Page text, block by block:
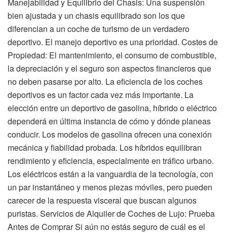
bien ajustada y un chasis equilibrado son los que
diferencian a un coche de turismo de un verdadero
deportivo. El manejo deportivo es una prioridad. Costes de
Propiedad: El mantenimiento, el consumo de combustible,
la depreciación y el seguro son aspectos financieros que
no deben pasarse por alto. La eficiencia de los coches
deportivos es un factor cada vez más importante. La
elección entre un deportivo de gasolina, híbrido o eléctrico
dependerá en última instancia de cómo y dónde planeas
conducir. Los modelos de gasolina ofrecen una conexión
mecánica y fiabilidad probada. Los híbridos equilibran
rendimiento y eficiencia, especialmente en tráfico urbano.
Los eléctricos están a la vanguardia de la tecnología, con
un par instantáneo y menos piezas móviles, pero pueden
carecer de la respuesta visceral que buscan algunos
puristas. Servicios de Alquiler de Coches de Lujo: Prueba
Antes de Comprar Si aún no estás seguro de cuál es el